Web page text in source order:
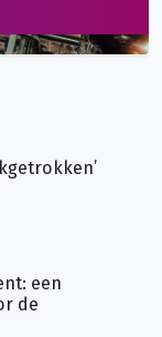
een
de